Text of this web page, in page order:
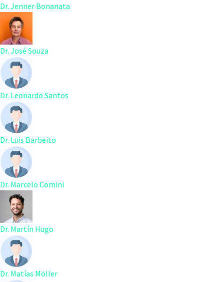
Dr. Jenner Bonanata
Dr. José Souza
Dr. Leonardo Santos
Dr. Luis Barbeito
Dr. Marcelo Comini
Dr. Martín Hugo
Dr. Matías Möller